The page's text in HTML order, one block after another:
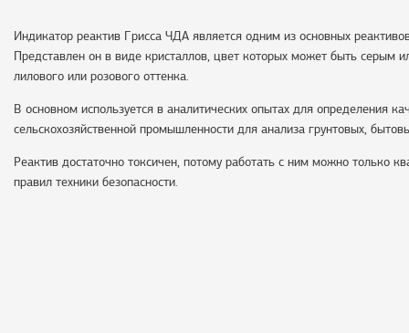
Индикатор реактив Грисса ЧДА является одним из основных
Представлен он в виде кристаллов, цвет которых может быть серым
лилового или розового оттенка.
В основном используется в аналитических опытах для определения
сельскохозяйственной промышленности для анализа грунтовых,
Реактив достаточно токсичен, потому работать с ним можно только
правил техники безопасности.